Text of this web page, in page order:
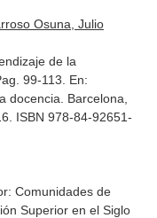
Osuna, Julio
de la
99-113. En:
docencia . Barcelona,
ISBN 978-84-92651-
Comunidades de
Superior en el Siglo